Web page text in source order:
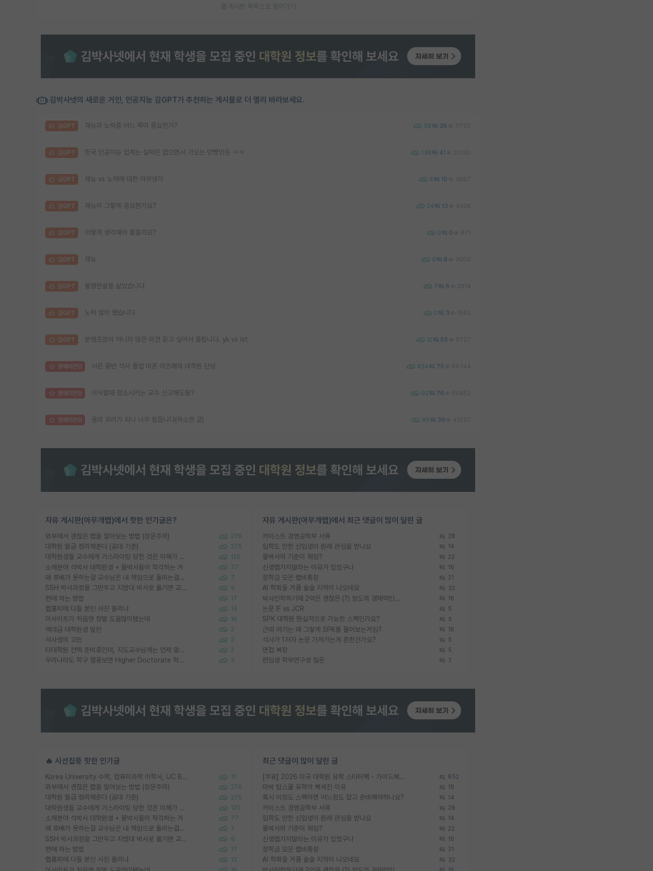
게시판 목록으로 돌아가기
김박사넷의 새로운 거인, 인공지능 김GPT가 추천하는 게시물로 더 멀리 바라보세요.
김GPT 재능과 노력중 어느 쪽이 중요한가? 58 36 11702
김GPT 한국 인공지능 업계는 실력은 없으면서 가오는 만빵인듯 ㅋㅋ 138 41 20130
김GPT 재능 vs 노력에 대한 아무생각 6 10 3887
김GPT 재능이 그렇게 중요한가요? 24 13 4426
김GPT 어떻게 생각해야 좋을까요? 0 0 871
김GPT 재능 0 8 3000
김GPT 불행한삶을 살았습니다 7 6 2614
김GPT 노력 많이 했습니다 0 3 1092
김GPT 분쟁조장이 아니라 많은 의견 듣고 싶어서 올립니다. yk vs ist 12 55 6727
명예의전당 서른 중반 석사 졸업 미혼 아즈매의 대학원 단상 434 75 66744
명예의전당 이사할때 청소시키는 교수 신고해도됨? 92 76 60952
명예의전당 용의 꼬리가 되니 너무 힘듭니다(하소연 글) 85 39 41037
자유 게시판(아무개랩)에서 핫한 인기글은?
외부에서 괜찮은 랩을 알아보는 방법 (장문주의) 276
대학원 월급 정리해준다 (공대 기준) 275
대학원생들 교수에게 가스라이팅 당한 것은 이해가 갑니다. 안타깝네요. 120
소재분야 석박사 대학원생 + 물박사들이 착각하는 거 77
왜 후배가 못하는걸 교수님은 내 책임으로 돌리는걸까요? 7
SSH 박사과정을 그만두고 지방대 박사로 옮기면 교수의 꿈은 끝일까요? 9
편애 하는 방법 17
랩홈피에 다들 본인 사진 올리냐 13
이사이트가 처음엔 정말 도움많이됐는데 16
역대급 대학원생 빌런 2
석사생의 고민 2
타대학원 컨텍 준비중인데, 지도교수님께는 언제 말씀드려야 할까요? 2
우리나라도 학구 열풍보면 Higher Doctorate 학위가 필요하다고 봅니다. 3
자유 게시판(아무개랩)에서 최근 댓글이 많이 달린 글
카이스트 경영공학부 서류 28
입학도 안한 신입생이 원래 관심을 받나요 14
물박사의 기준이 뭐임? 22
신생랩가지말라는 이유가 있었구나 16
장학금 모은 랩비통장 21
AI 학회들 거품 슬슬 지적이 나오네요 32
박사진학하기에 2억은 괜찮은 (?) 정도의 경제력인가요 16
논문 IF vs JCR 5
SPK 대학원 현실적으로 가능한 스펙인가요? 5
근데 여기는 왜 그렇게 SPK를 물어보는거임? 16
석사가 1저자 논문 가져가는게 흔한건가요? 5
면접 복장 5
편입생 학부연구생 질문 7
🔥 시선집중 핫한 인기글
Korea University 수학, 컴퓨터과학 이학사, UC Berkeley 산업공학 대학원 공학박사가 되는 것은 쉽지 않겠죠? 11
외부에서 괜찮은 랩을 알아보는 방법 (장문주의) 276
대학원 월급 정리해준다 (공대 기준) 275
대학원생들 교수에게 가스라이팅 당한 것은 이해가 갑니다. 안타깝네요. 120
소재분야 석박사 대학원생 + 물박사들이 착각하는 거 77
왜 후배가 못하는걸 교수님은 내 책임으로 돌리는걸까요? 7
SSH 박사과정을 그만두고 지방대 박사로 옮기면 교수의 꿈은 끝일까요? 9
편애 하는 방법 17
랩홈피에 다들 본인 사진 올리냐 13
최근 댓글이 많이 달린 글
[무료] 2026 미국 대학원 유학 스타터팩 - 가이드북 & 합격자 컨택메일 템플릿 652
미박 탑스쿨 유학이 빡세진 이유 19
혹시 이정도 스펙이면 어느정도 잡고 준비해야하나요? 14
카이스트 경영공학부 서류 28
입학도 안한 신입생이 원래 관심을 받나요 14
물박사의 기준이 뭐임? 22
신생랩가지말라는 이유가 있었구나 16
장학금 모은 랩비통장 21
AI 학회들 거품 슬슬 지적이 나오네요 32